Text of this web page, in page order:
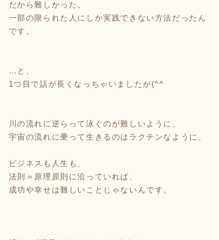
だから難しかった。
一部の限られた人にしか実践できない方法だったん
です。
…と、
1つ目で話が長くなっちゃいましたが(^^ゞ
川の流れに逆らって泳ぐのが難しいように、
宇宙の流れに乗って生きるのはラクチンなように、
ビジネスも人生も、
法則＝原理原則に沿っていれば、
成功や幸せは難しいことじゃないんです。